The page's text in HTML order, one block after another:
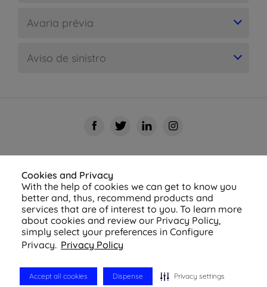
Cookies and Privacy
With the help of cookies we can get to know you
better and, thus, recommend products and
services that are of interest to you. To learn more
about cookies and review our Privacy Policy,
simply select your preferences in Configure
Privacy. Privacy Policy
Accept all cookies Dispense Privacy settings
Avaria prévia
Aviso de sinistro
© 2026 Azul Seguros - Todos os direitos reservados
Política de Privacidade